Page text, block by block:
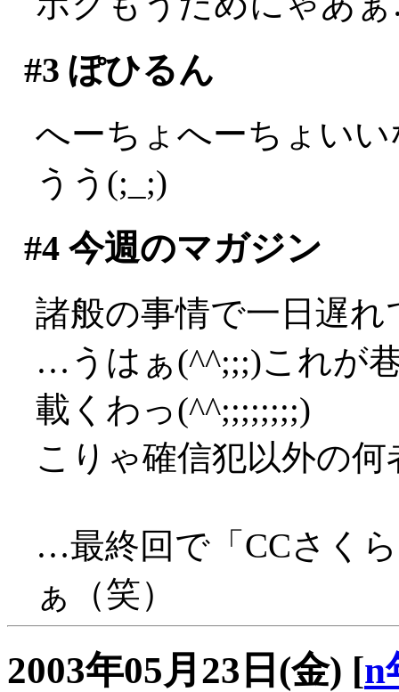
#3 ぽひるん
へーちょへーちょい
うう(;_;)
#4今週のマガジン
諸般の事情で一日遅
…うはぁ(^^;;;)これが
載くわっ(^^;;;;;;;;)
こりゃ確信犯以外の
…最終回で「CCさく
ぁ（笑）
2003年05月23日(金) [n